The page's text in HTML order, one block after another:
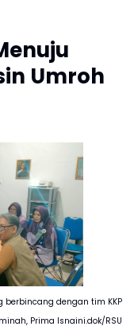
Umroh
berbincang dengan tim KKP
Prima Isnaini.dok/RSU